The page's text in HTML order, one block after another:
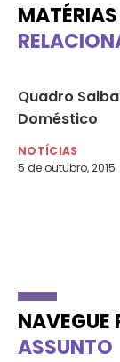
MATÉRIAS
Quadro
Doméstico
NOTÍCIAS
5 de outubro, 2015
NAVEGUE
ASSUNTO